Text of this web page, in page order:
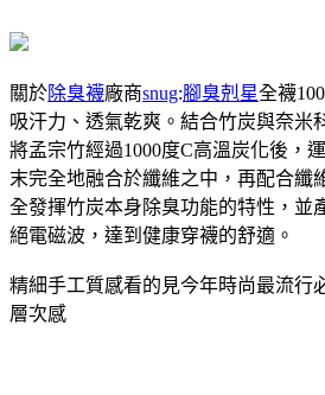
關於除臭襪廠商snug:腳臭剋星全襪
吸汗力、透氣乾爽。結合竹炭與奈米
將孟宗竹經過1000度C高溫炭化後，
末完全地融合於纖維之中，再配合纖
全發揮竹炭本身除臭功能的特性，並
絕電磁波，達到健康穿襪的舒適。
精細手工質感看的見今年時尚最流行
層次感